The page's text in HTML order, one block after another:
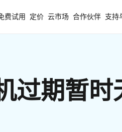
费试用 定价 云市场 合作伙伴 支持
过期暂时